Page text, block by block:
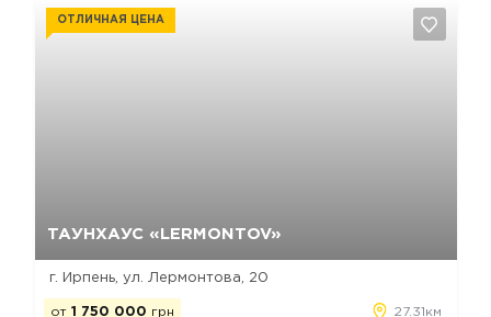
ТАУНХАУС «LERMONTOV»
ОТЛИЧНАЯ ЦЕНА
г. Ирпень, ул. Лермонтова, 20
от 1 750 000 грн 27.31км